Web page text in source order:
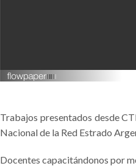
Trabajos presentados desde
Nacional de la Red Estrado
Docentes capacitándonos por